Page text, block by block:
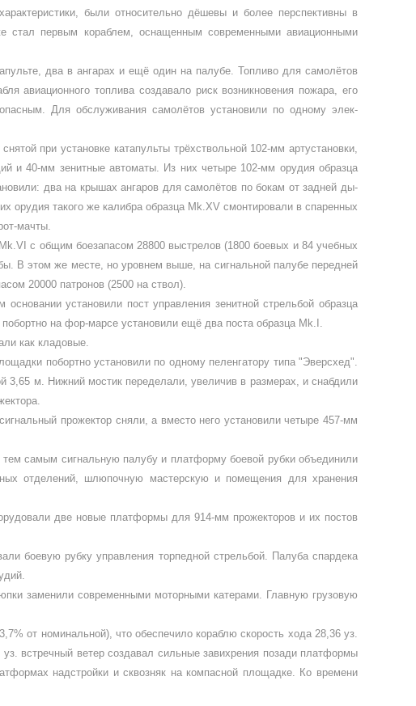
были от­носительно дёшевы и более перспективны в
первым кораблем, оснащенным современными авиа­ционными
два в ангарах и ещё один на палубе. Топливо для самолётов
авиационного топлива созда­вало риск возникновения пожара, его
Для обслужи­вания самолётов установили по одному элек­
при установке катапульты трёхствольной 102-мм артустановки,
и 40-мм зенитные автоматы. Из них четыре 102-мм орудия образца
два на крышах ан­гаров для самолётов по бокам от задней ды­
орудия такого же калибра образца Mk.XV смонтиро­вали в спаренных
мачты.
Mk.VIс общим боезапасом 28800 выстрелов (1800 боевых и 84 учебных
В этом же месте, но уровнем выше, на сигнальной палубе пере­дней
20000 патронов (2500 на ствол).
установили пост управления зенитной стрельбой образца
на фор-марсе уста­новили ещё два поста образца Mk. .
как кладовые.
побортно установили по одному пеленга­тору типа "Эверсхед".
3,65 м. Нижний мостик переде­лали, увеличив в размерах, и снабдили
прожектор сняли, а вместо него установили четыре 457-мм
са­мым сигнальную палубу и платформу боевой рубки объединили
отделений, шлюпочную мастерс­кую и помещения для хранения
две новые платформы для 914-мм прожекто­ров и их постов
бо­евую рубку управления торпедной стрель­бой. Палуба спардека
за­менили современными моторными катерами. Главную грузовую
от номинальной), что обеспечило ко­раблю скорость хода 28,36 уз.
встречный ветер создавал сильные завихрения позади плат­формы
надстройки и сквозняк на компасной площадке. Ко времени